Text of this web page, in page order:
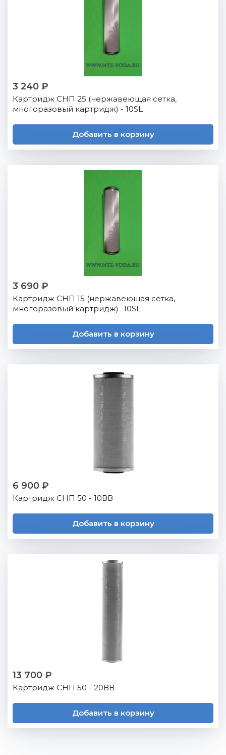
3 240 ₽
Картридж СНП 25 (нержавеющая сетка,
многоразовый картридж) - 10SL
Добавить в корзину
3 690 ₽
Картридж СНП 15 (нержавеющая сетка,
многоразовый картридж) -10SL
Добавить в корзину
6 900 ₽
Картридж СНП 50 - 10ВВ
Добавить в корзину
13 700 ₽
Картридж СНП 50 - 20ВВ
Добавить в корзину